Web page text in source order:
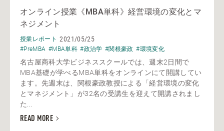
オンライン授業《MBA単科》経営環境の変化とマ
ネジメント
授業レポート 2021/05/25
#PreMBA #MBA単科 #政治学 #関根豪政 #環境変化
名古屋商科大学ビジネススクールでは、週末2日間で
MBA基礎が学べるMBA単科をオンラインにて開講してい
ます。先週末は、関根豪政教授による「経営環境の変化
とマネジメント」が32名の受講生を迎えて開講されまし
た...
READ MORE